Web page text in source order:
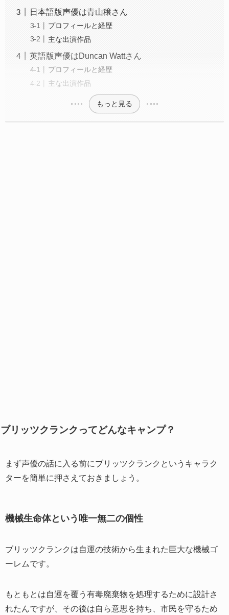
日本語版声優は青山穣さん
プロフィールと経歴
主な出演作品
英語版声優はDuncan Wattさん
プロフィールと経歴
主な出演作品
もっと見る
ブリッツクランクってどんなキャンプ？
まず声優の話に入る前にブリッツクランクというキャラク
ターを簡単に押さえておきましょう。
機械生命体という唯一無二の個性
ブリッツクランクは自運の技術から生まれた巨大な機械ゴ
ーレムです。
もともとは自運を覆う有毒廃棄物を処理するために設計さ
れたんですが、その後は自ら意思を持ち、市民を守るため